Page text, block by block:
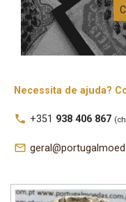
Necessita de ajuda?
local_phone +351 938 406 867
mail_outline